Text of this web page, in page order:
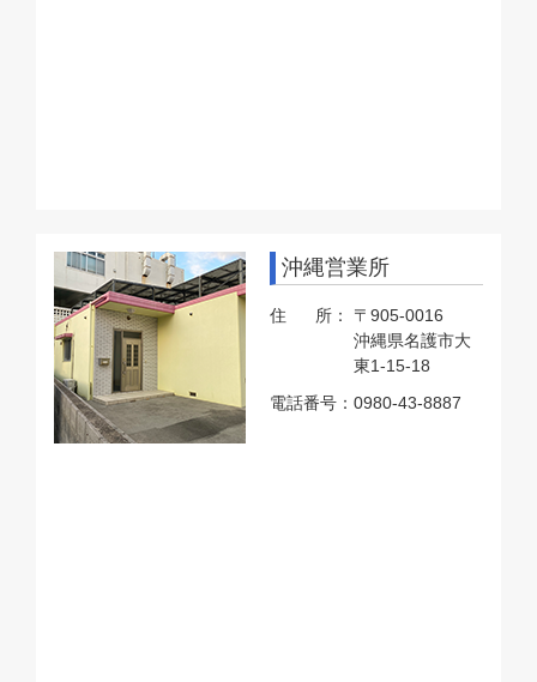
沖縄営業所
住 所：
〒905-0016
沖縄県名護市大
東1-15-18
電話番号： 0980-43-8887